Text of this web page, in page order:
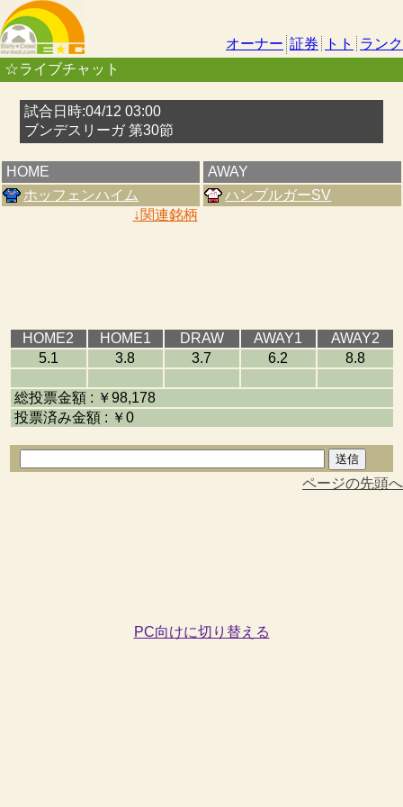
オーナー 証券 トト
ランク
☆ライブチャット
試合日時:04/12 03:00
ブンデスリーガ 第30節
HOME
ホッフェンハイム
↓関連銘柄
AWAY
ハンブルガーSV
HOME2 HOME1 DRAW AWAY1
AWAY2
5.1
3.8 3.7 6.2 8.8
総投票金額 : ￥98,178
投票済み金額 : ￥0
ページの先頭へ
PC向けに切り替える